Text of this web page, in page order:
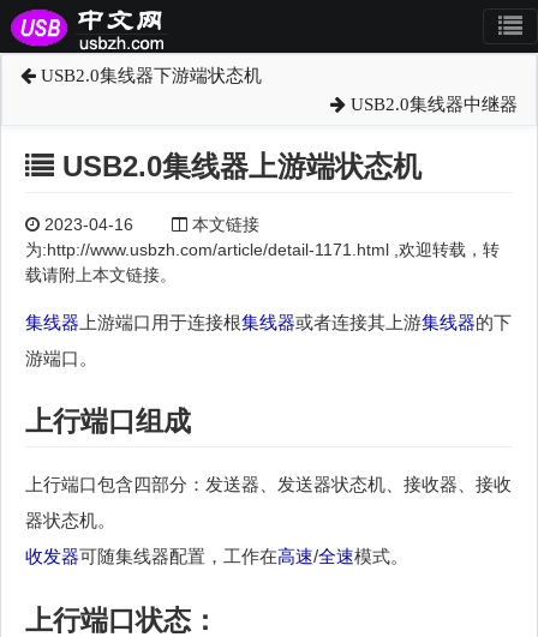
USB2.0集线器下游端状态机
USB2.0集线器中继器
USB2.0集线器上游端状态机
2023-04-16
本文链接
为:http://www.usbzh.com/article/detail-1171.html ,欢迎转载，转
载请附上本文链接。
集线器 上游端口用于连接根集线器或者连接其上游集线器的下
游端口。
上行端口组成
上行端口包含四部分：发送器、发送器状态机、接收器、接收
器状态机。
收发器可随集线器配置，工作在高速/全速模式。
上行端口状态：